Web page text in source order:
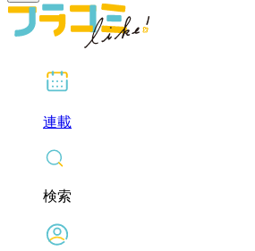
連載
検索